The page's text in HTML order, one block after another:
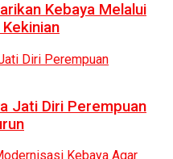
Kebaya Melalui
Jati Diri Perempuan